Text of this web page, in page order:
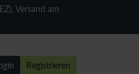
Versand am
Registrieren